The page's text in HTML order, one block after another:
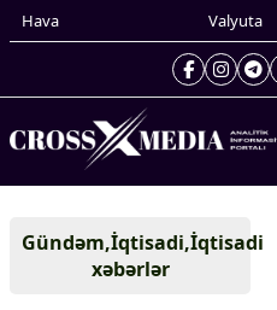
Hava Valyuta
Prezidentin gündəliyi
Gündəm
Gündəm,İqtisadi,İqtisadi
xəbərlər